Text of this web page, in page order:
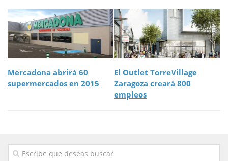
Mercadona abrirá 60
supermercados en 2015
El Outlet TorreVillage
Zaragoza creará 800
empleos